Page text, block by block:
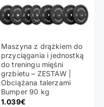
Maszyna z drążkiem do
przyciągania i jednostką
do treningu mięśni
grzbietu – ZESTAW |
Obciążana talerzami
Bumper 90 kg
Cena promocyjna
1.039€